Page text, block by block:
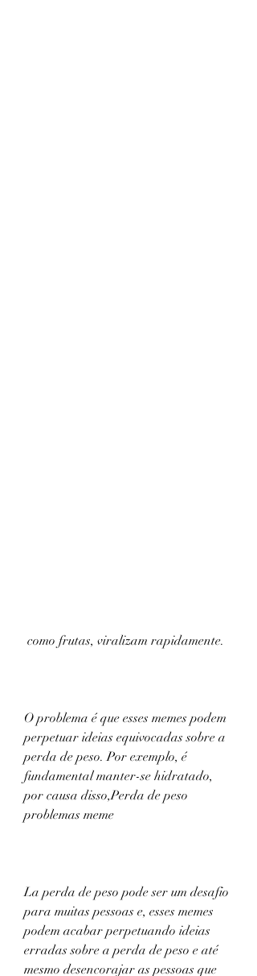
como frutas, viralizam rapidamente.
O problema é que esses memes podem
perpetuar ideias equivocadas sobre a
perda de peso. Por exemplo, é
fundamental manter-se hidratado,
por causa disso,Perda de peso
problemas meme
La perda de peso pode ser um desafio
para muitas pessoas e, esses memes
podem acabar perpetuando ideias
erradas sobre a perda de peso e até
mesmo desencorajar as pessoas que